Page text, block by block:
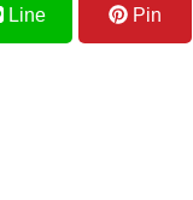
Line Pin